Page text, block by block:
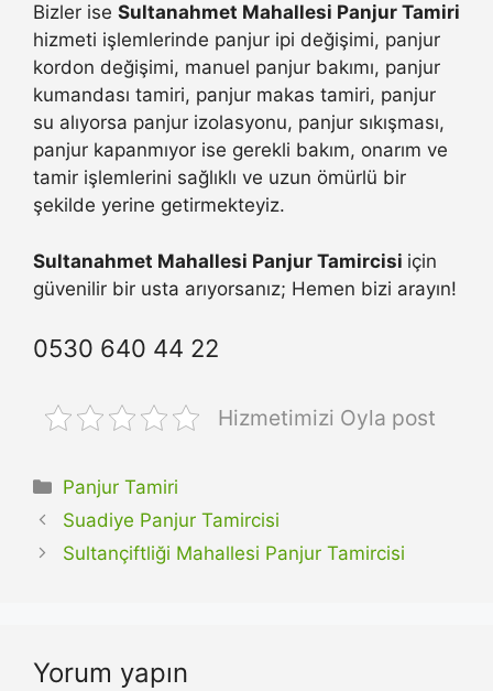
Bizler ise Sultanahmet Mahallesi Panjur Tamiri
hizmeti işlemlerinde panjur ipi değişimi, panjur
kordon değişimi, manuel panjur bakımı, panjur
kumandası tamiri, panjur makas tamiri, panjur
su alıyorsa panjur izolasyonu, panjur sıkışması,
panjur kapanmıyor ise gerekli bakım, onarım ve
tamir işlemlerini sağlıklı ve uzun ömürlü bir
şekilde yerine getirmekteyiz.
Sultanahmet Mahallesi Panjur Tamircisi için
güvenilir bir usta arıyorsanız; Hemen bizi arayın!
0530 640 44 22
Hizmetimizi Oyla post
Kategoriler
Panjur Tamiri
Suadiye Panjur Tamircisi
Sultançiftliği Mahallesi Panjur Tamircisi
Yorum yapın